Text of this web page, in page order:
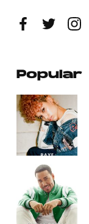
Popular